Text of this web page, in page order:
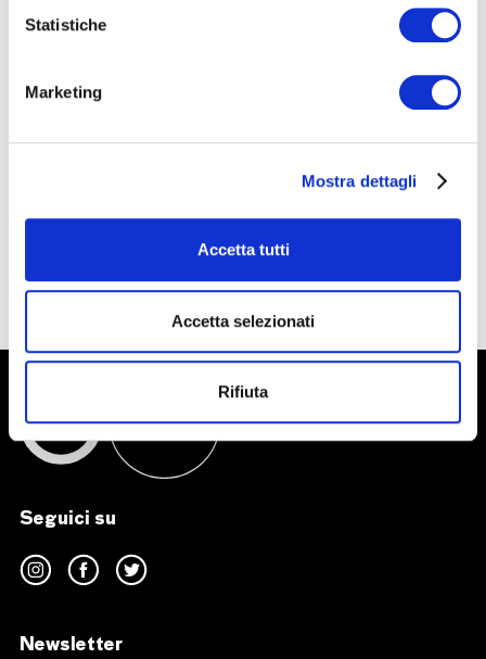
Statistiche
Marketing
Mostra dettagli
Accetta tutti
Accetta selezionati
Rifiuta
generali di composizione.
– abbiano un software di sviluppo delle immagini
Tariffaearly bird:220€ per iscrizioni e pagamenti
entro 10/03/2023
Seguici su
Newsletter